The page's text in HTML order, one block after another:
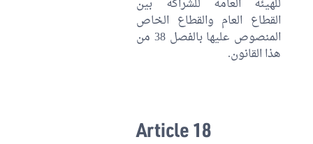
القطاع العام والقطاع الخاص
المنصوص عليها بالفصل 38 من
هذا القانون.
Article 18